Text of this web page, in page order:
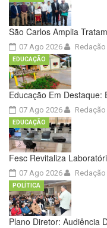
São Carlos Amplia
07 Ago 2026 Redação
Educação Em
07 Ago 2026
EDUCAÇÃO
Redação
Fesc Revitaliza
07 Ago 2026
EDUCAÇÃO
Redação
Plano Diretor: Audiência
POLÍTICA